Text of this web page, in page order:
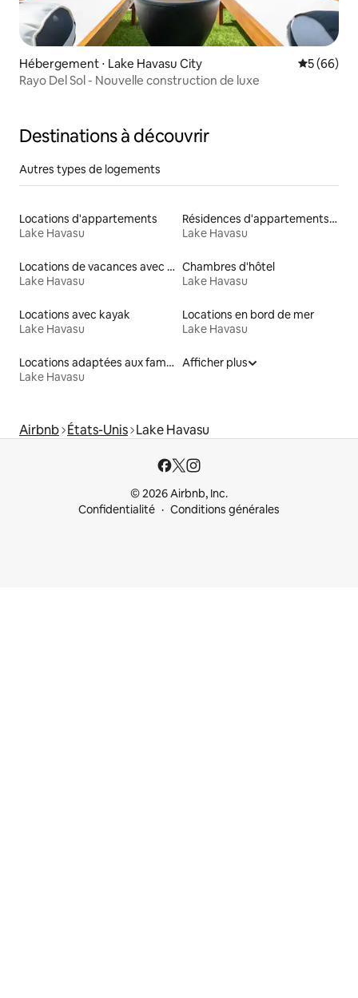
Hébergement ⋅ Lake Havasu City
5 (66)
Rayo Del Sol - Nouvelle construction de luxe
Destinations à découvrir
Autres types de logements
Locations d'appartements
Lake Havasu
Résidences d'appartements en location
Lake Havasu
Locations de vacances avec piscine
Lake Havasu
Chambres d'hôtel
Lake Havasu
Locations avec kayak
Lake Havasu
Locations en bord de mer
Lake Havasu
Locations adaptées aux familles
Lake Havasu
Afficher plus
Airbnb États-Unis Lake Havasu
© 2026 Airbnb, Inc.
Confidentialité
Conditions générales